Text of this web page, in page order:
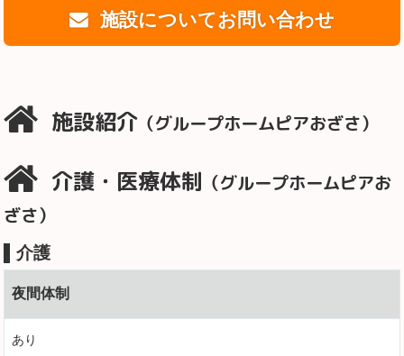
施設についてお問い合わせ
施設紹介 （グループホームピアおざさ）
介護・医療体制 （グループホームピアお
ざさ）
介護
夜間体制
あり